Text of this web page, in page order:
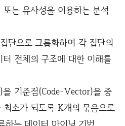
는 유사성을 이용하는 분석
단으로 그룹화하여 각 집단의
전체의 구조에 대한 이해를
기준점(Code-Vector)을 중
소가 되도록 K개의 묶음으로